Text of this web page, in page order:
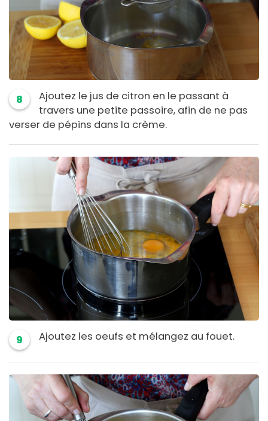
8
Ajoutez le jus de citron en le passant à
travers une petite passoire, afin de ne pas
verser de pépins dans la crème.
9 Ajoutez les oeufs et mélangez au fouet.